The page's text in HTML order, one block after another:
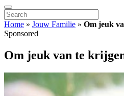
Home » Jouw Familie » Om jeuk
Sponsored
Om jeuk van te